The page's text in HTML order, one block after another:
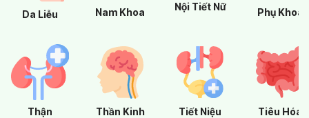
Da Liễu Nam Khoa Nội Tiết Nữ Phụ Khoa
Thận Thần Kinh Tiết Niệu Tiêu Hóa